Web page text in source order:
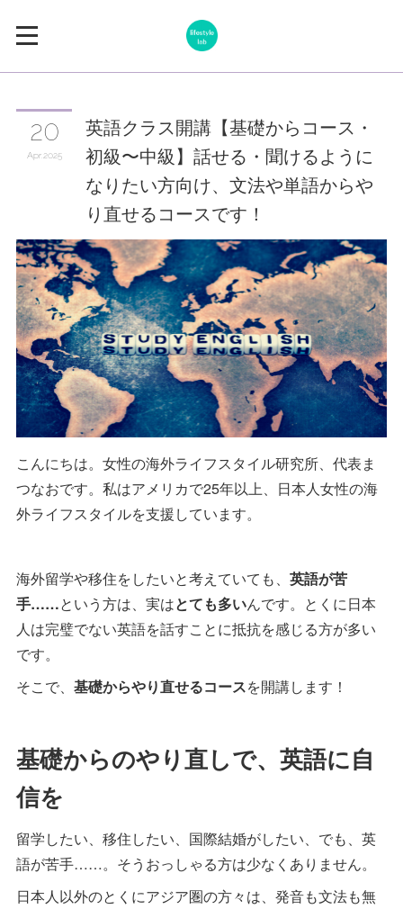
20
Apr 2025
英語クラス開講【基礎からコース・
初級〜中級】話せる・聞けるように
なりたい方向け、文法や単語からや
り直せるコースです！
こんにちは。女性の海外ライフスタイル研究所、代表ま
つなおです。私はアメリカで25年以上、日本人女性の海
外ライフスタイルを支援しています。
海外留学や移住をしたいと考えていても、英語が苦
手……という方は、実はとても多いんです。とくに日本
人は完璧でない英語を話すことに抵抗を感じる方が多い
です。
そこで、基礎からやり直せるコースを開講します！
基礎からのやり直しで、英語に自
信を
留学したい、移住したい、国際結婚がしたい、でも、英
語が苦手……。そうおっしゃる方は少なくありません。
日本人以外のとくにアジア圏の方々は、発音も文法も無